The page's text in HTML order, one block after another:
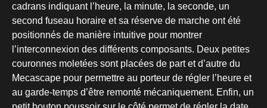
cadrans indiquant l’heure, la minute, la seconde, un
second fuseau horaire et sa réserve de marche ont été
positionnés de manière intuitive pour montrer
l’interconnexion des différents composants. Deux petites
couronnes moletées sont placées de part et d’autre du
Mecascape pour permettre au porteur de régler l’heure et
au garde-temps d’être remonté mécaniquement. Enfin, un